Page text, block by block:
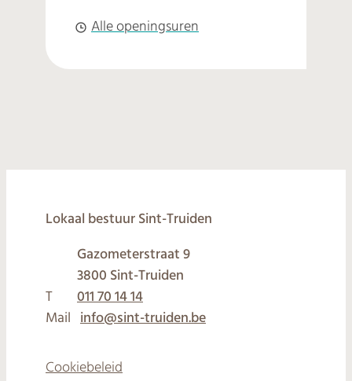
Alle openingsuren
© 2026
Lokaal bestuur Sint-Truiden
Gazometerstraat 9
,
3800 Sint-Truiden
T
011 70 14 14
Mail
info@sint-truiden.be
Cookiebeleid